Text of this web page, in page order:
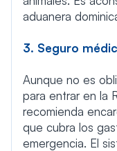
aduanera
3. Seguro
Aunque no es
para entrar en la
recomienda
que cubra los
emergencia. El